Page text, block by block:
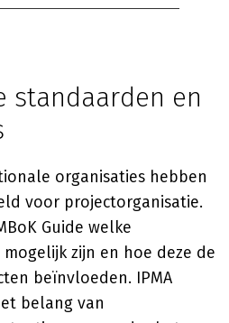
standaarden en
organisaties hebben
voor projectorganisatie.
Guide welke
zijn en hoe deze de
beïnvloeden. IPMA
belang van